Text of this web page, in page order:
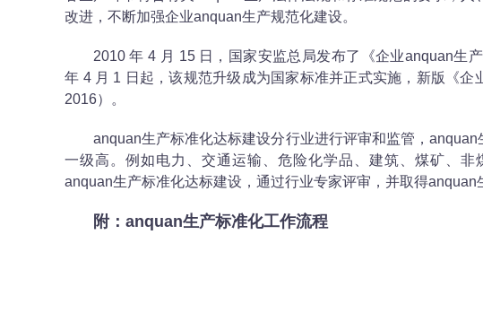
改进，不断加强企业anquan生产规范化建设。
2010 年 4 月 15 日，国家安监总局发布了《企业anquan生
年 4 月 1 日起，该规范升级成为国家标准并正式实施，新版《
2016）。
anquan生产标准化达标建设分行业进行评审和监管，
一级高。例如电力、交通运输、危险化学品、建筑、煤矿、
anquan生产标准化达标建设，通过行业专家评审，并取得anquan
附：anquan生产标准化工作流程